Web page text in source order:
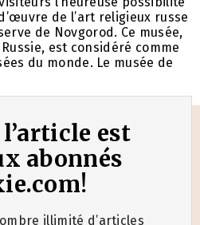
de l’art religieux russe
de Novgorod. Ce musée,
est considéré comme
du monde. Le musée de
est
abonnés
illimité d’articles